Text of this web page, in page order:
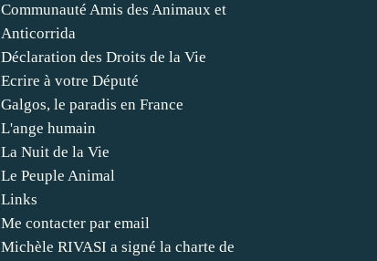
Communauté Amis des Animaux et
Anticorrida
Déclaration des Droits de la Vie
Ecrire à votre Député
Galgos, le paradis en France
L'ange humain
La Nuit de la Vie
Le Peuple Animal
Links
Me contacter par email
Michèle RIVASI a signé la charte de